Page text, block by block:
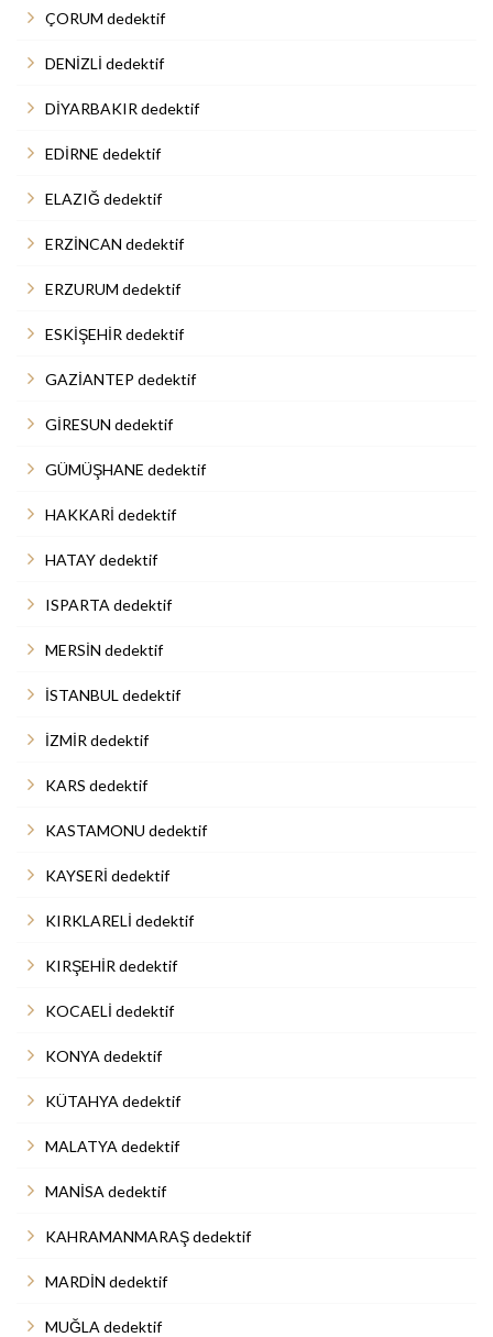
ÇORUM dedektif
DENİZLİ dedektif
DİYARBAKIR dedektif
EDİRNE dedektif
ELAZIĞ dedektif
ERZİNCAN dedektif
ERZURUM dedektif
ESKİŞEHİR dedektif
GAZİANTEP dedektif
GİRESUN dedektif
GÜMÜŞHANE dedektif
HAKKARİ dedektif
HATAY dedektif
ISPARTA dedektif
MERSİN dedektif
İSTANBUL dedektif
İZMİR dedektif
KARS dedektif
KASTAMONU dedektif
KAYSERİ dedektif
KIRKLARELİ dedektif
KIRŞEHİR dedektif
KOCAELİ dedektif
KONYA dedektif
KÜTAHYA dedektif
MALATYA dedektif
MANİSA dedektif
KAHRAMANMARAŞ dedektif
MARDİN dedektif
MUĞLA dedektif